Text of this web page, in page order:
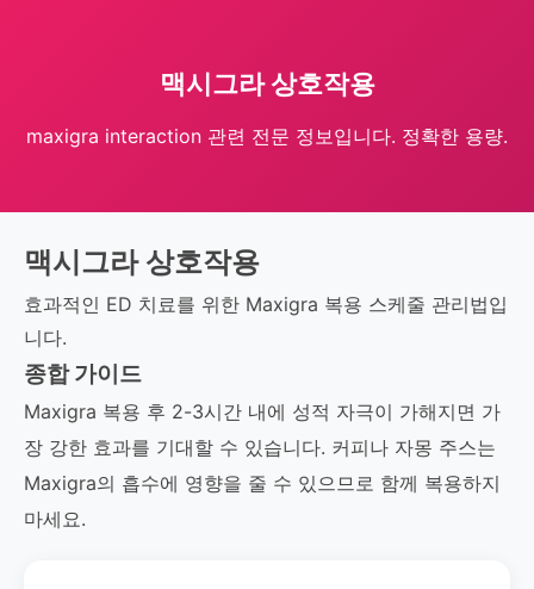
맥시그라 상호작용
maxigra interaction 관련 전문 정보입니다. 정확한 용량.
맥시그라 상호작용
효과적인 ED 치료를 위한 Maxigra 복용 스케줄 관리법입
니다.
종합 가이드
Maxigra 복용 후 2-3시간 내에 성적 자극이 가해지면 가
장 강한 효과를 기대할 수 있습니다. 커피나 자몽 주스는
Maxigra의 흡수에 영향을 줄 수 있으므로 함께 복용하지
마세요.